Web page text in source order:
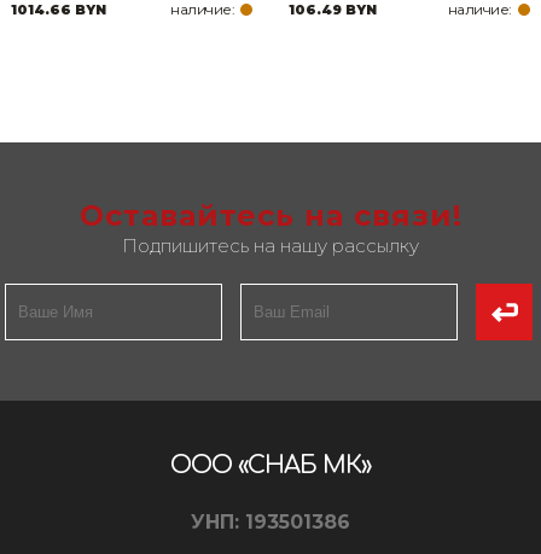
1014.66 BYN наличие: 106.49 BYN наличие:
Оставайтесь на связи!
Подпишитесь на нашу рассылку
ООО «СНАБ МК»
УНП: 193501386